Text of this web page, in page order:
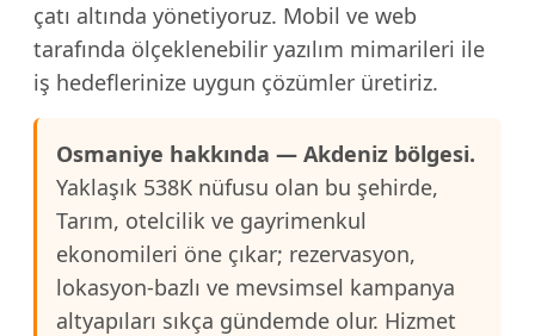
çatı altında yönetiyoruz. Mobil ve web
tarafında ölçeklenebilir yazılım mimarileri ile
iş hedeflerinize uygun çözümler üretiriz.
Osmaniye hakkında — Akdeniz bölgesi.
Yaklaşık 538K nüfusu olan bu şehirde,
Tarım, otelcilik ve gayrimenkul
ekonomileri öne çıkar; rezervasyon,
lokasyon-bazlı ve mevsimsel kampanya
altyapıları sıkça gündemde olur. Hizmet